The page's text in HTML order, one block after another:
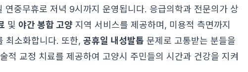
연중무휴로 저녁 9시까지 운영됩니다. 응급의학과 전문의가 상
및 야간 봉합 고양 지역 서비스를 제공하며, 미용적 측면까지
최소화합니다. 또한, 공휴일 내성발톱 문제로 고통받는 분들을
적 교정 치료를 제공하여 고양시 주민들의 시간과 건강을 지켜